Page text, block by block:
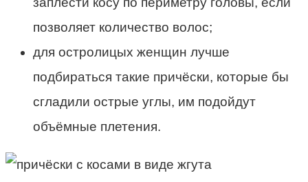
позволяет количество волос;
для остролицых женщин лучше
подбираться такие причёски, которые бы
сгладили острые углы, им подойдут
объёмные плетения.